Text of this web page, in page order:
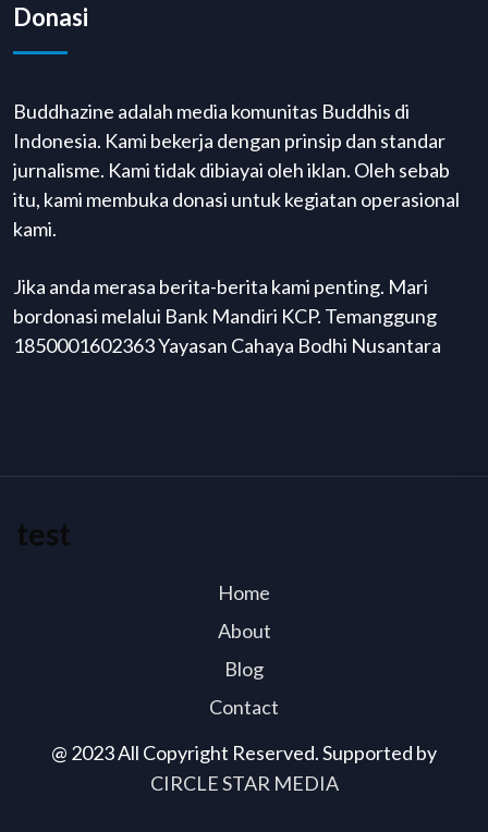
Donasi
Buddhazine adalah media komunitas Buddhis di
Indonesia. Kami bekerja dengan prinsip dan standar
jurnalisme. Kami tidak dibiayai oleh iklan. Oleh sebab
itu, kami membuka donasi untuk kegiatan operasional
kami.
Jika anda merasa berita-berita kami penting. Mari
bordonasi melalui Bank Mandiri KCP. Temanggung
1850001602363 Yayasan Cahaya Bodhi Nusantara
@ 2023 All Copyright Reserved. Supported by
CIRCLE STAR MEDIA
test
Home
About
Blog
Contact